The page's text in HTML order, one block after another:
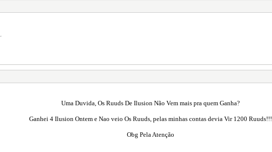
Uma Duvida, Os Ruuds De Ilusion Não Vem mais pra quem Ganha?
Ganhei 4 Ilusion Ontem e Nao veio Os Ruuds, pelas minhas contas devia Vir 1200 Ruuds!!!
Obg Pela Atenção